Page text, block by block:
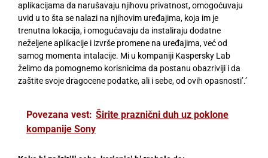
aplikacijama da narušavaju njihovu privatnost, omogoćuvaju
uvid u to šta se nalazi na njihovim uređajima, koja im je
trenutna lokacija, i omogućavaju da instaliraju dodatne
neželjene aplikacije i izvrše promene na uređajima, već od
samog momenta intalacije. Mi u kompaniji Kaspersky Lab
želimo da pomognemo korisnicima da postanu obazriviji i da
zaštite svoje dragocene podatke, ali i sebe, od ovih opasnosti’.’
Povezana vest: Širite praznični duh uz poklone
kompanije Sony